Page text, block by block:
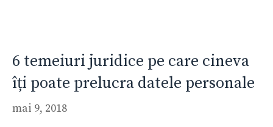
6 temeiuri juridice pe care cineva
îți poate prelucra datele personale
mai 9, 2018